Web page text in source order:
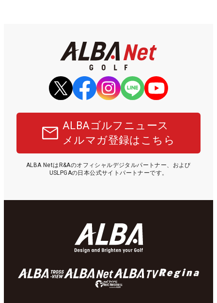
ALBAゴルフニュース
メルマガ登録はこちら
ALBA NetはR&Aのオフィシャルデジタルパートナー、および
USLPGAの日本公式サイトパートナーです。